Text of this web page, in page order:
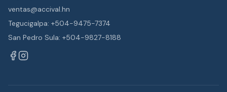
ventas@accival.hn
Tegucigalpa: +504-9475-7374
San Pedro Sula: +504-9827-8188